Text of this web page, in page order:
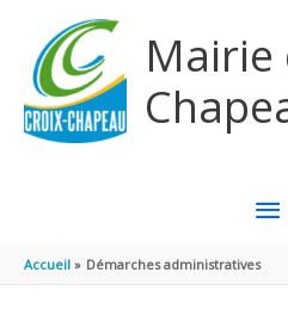
Mairie
Accueil Démarches administratives